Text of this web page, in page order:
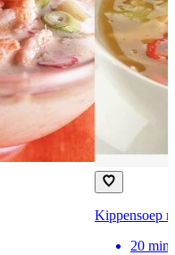
Kippensoep
20 min